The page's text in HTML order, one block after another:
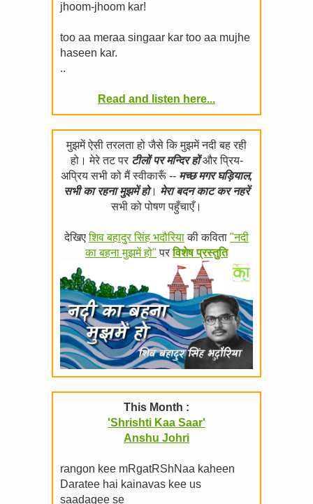
jhoom-jhoom kar!
too aa meraa singaar kar too aa mujhe
haseen kar.
..
Read and listen here...
मुझमें ऐसी तरलता हो जैसे कि मुझमें नदी बह रही
हो। मेरे तट पर टीलों पर मन्दिर होंऔर प्रिय-
अप्रिय सभी को मैं स्वीकारूँ -- मच्छ मगर घड़ियाल,
सभी का रहना मुझमें हो। मेरा बदन काट कर नहरें
सभी को पोषण पहुँचाएँ।
देखिएशिव बहादुर सिंह भदौरियाकी कविता "नदी
का बहना मुझमें हो" परविशेष प्रस्तुति
This Month :
'Shrishti Kaa Saar'
Anshu Johri
rangon kee mRgatRShNaa kaheen
Daratee hai kainavas kee us
saadagee se